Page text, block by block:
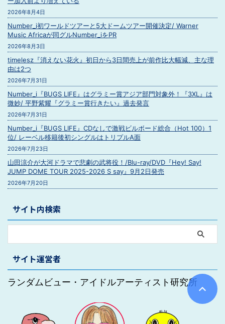
2026年8月4日
Number_i初ワールドツアーと5大ドームツアー開催決定/ Warner
Music Africaが同グルNumber_iをPR
2026年8月3日
timelesz『消えない花火』初日から3日間売上が前作比大幅減、主な理
由は2つ
2026年7月31日
Number_i『BUGS LIFE』はグラミー賞アジア部門対象外！『3XL』は
微妙/ 平野紫耀『グラミー賞行きたい』過去発言
2026年7月31日
Number_i『BUGS LIFE』CDなしで激戦ビルボード総合（Hot 100）1
位/ レーベル移籍後初シングルはトリプルA面
2026年7月23日
山田涼介が大河ドラマで悲劇の武将役！/Blu-ray/DVD『Hey! Say!
JUMP DOME TOUR 2025-2026 S say』9月2日発売
2026年7月20日
サイト内検索
サイト運営者
ランダムビュー・アイドルアーティスト研究所